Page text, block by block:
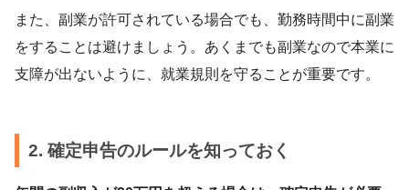
また、副業が許可されている場合でも、勤務時間中に副業
をすることは避けましょう。あくまでも副業なので本業に
支障が出ないように、就業規則を守ることが重要です。
2. 確定申告のルールを知っておく